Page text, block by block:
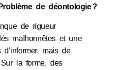
de déontologie ?
de rigueur
malhonnêtes et une
mais de
Sur la forme, des